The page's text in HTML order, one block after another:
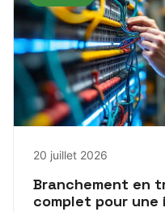
20 juillet 2026
Branchement en
complet pour